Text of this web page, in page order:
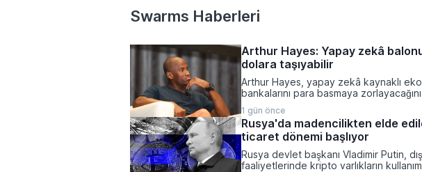
Swarms Haberleri
Arthur Hayes: Yapay zekâ
dolara taşıyabilir
Arthur Hayes, yapay zekâ kaynaklı
bankalarını para basmaya
kayıplarının tetikleyeceği kredi krizinin
açacağını belirtti ve bitcoinin bu
olacağı vurguladı.
1 gün önce
Rusya'da madencilikten elde
ticaret dönemi başlıyor
Rusya devlet başkanı Vladimir Putin,
faaliyetlerinde kripto varlıkların